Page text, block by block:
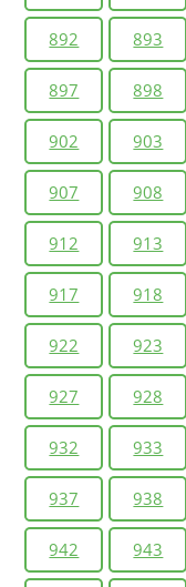
892 893
897 898
902 903
907 908
912 913
917 918
922 923
927 928
932 933
937 938
942 943